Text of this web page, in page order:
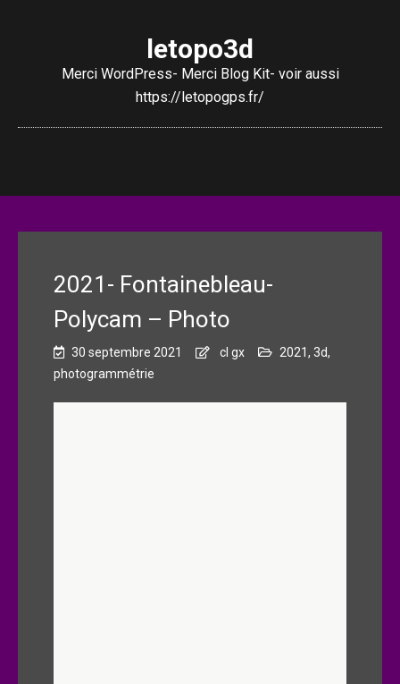
letopo3d
Merci WordPress- Merci Blog Kit- voir aussi
https://letopogps.fr/
2021- Fontainebleau-
Polycam – Photo
30 septembre 2021 cl gx 2021, 3d,
photogrammétrie